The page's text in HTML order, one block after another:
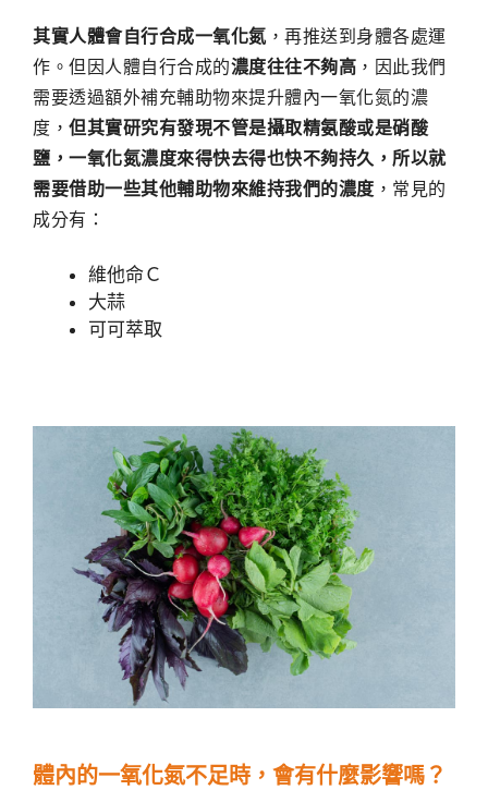
其實人體會自行合成一氧化氮 ，再推送到身體各處運
作。但因人體自行合成的濃度往往不夠高 ，因此我們
需要透過額外補充輔助物來提升體內一氧化氮的濃
度， 但其實研究有發現不管是攝取精氨酸或是硝酸
鹽，一氧化氮濃度來得快去得也快不夠持久，所以就
需要借助一些其他輔助物來維持我們的濃度 ，常見的
成分有：
維他命Ｃ
大蒜
可可萃取
體內的一氧化氮不足時，會有什麼影響嗎？